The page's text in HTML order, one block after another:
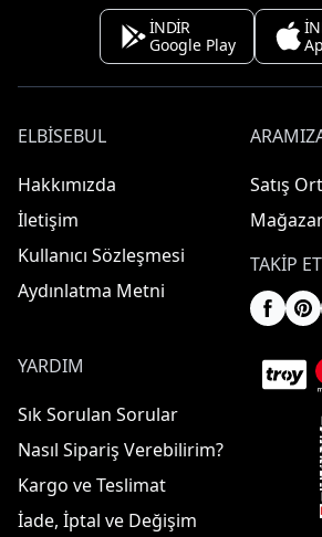
İNDİR
Google Play
ELBISEBUL
Hakkımızda
İletişim
Kullanıcı Sözleşmesi
Aydınlatma Metni
Satış
TAKIP ET
YARDIM
Sık Sorulan Sorular
Nasıl Sipariş Verebilirim?
Kargo ve Teslimat
İade, İptal ve Değişim